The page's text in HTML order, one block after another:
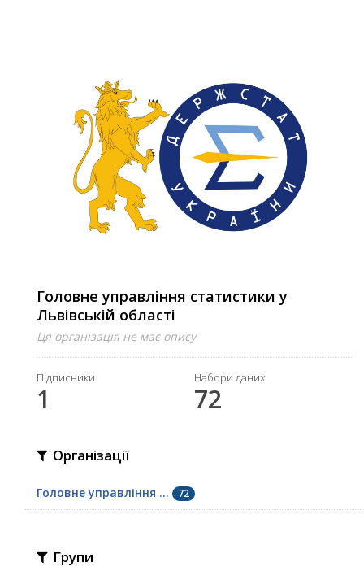
Головне управління статистики у
Львівській області
Ця організація не має опису
Підписники
1
Набори даних
72
Організації
Головне управління ... 72
Групи